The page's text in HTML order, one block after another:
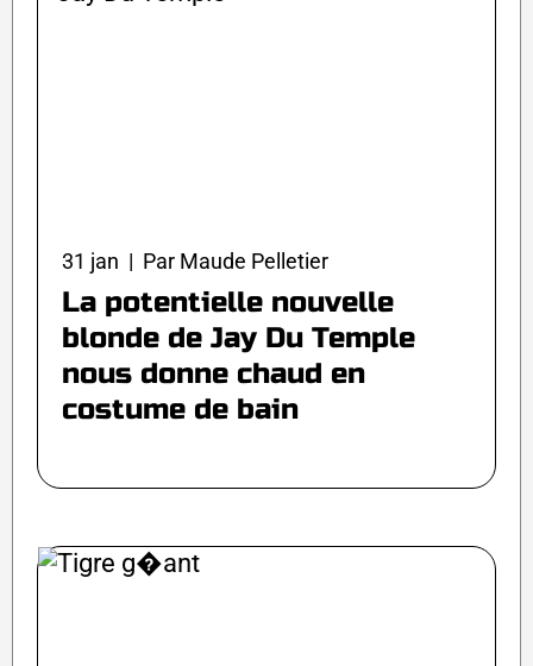
31 jan | Par Maude Pelletier
La potentielle nouvelle
blonde de Jay Du Temple
nous donne chaud en
costume de bain